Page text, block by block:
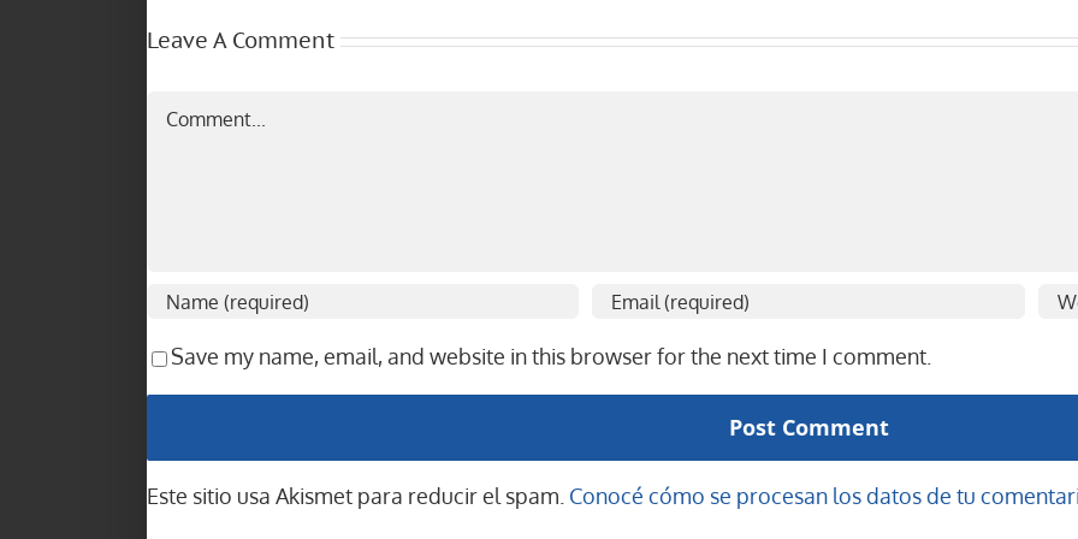
Leave A Comment
Save my name, email, and website in this browser for the next time I comment.
Este sitio usa Akismet para reducir el spam. Conocé cómo se procesan los datos de tu